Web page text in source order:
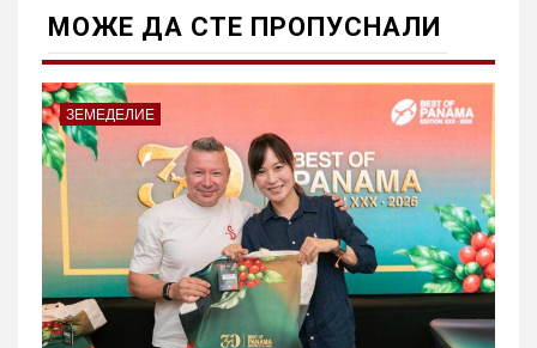
МОЖE ДА СТЕ ПРОПУСНАЛИ
ЗЕМЕДЕЛИЕ